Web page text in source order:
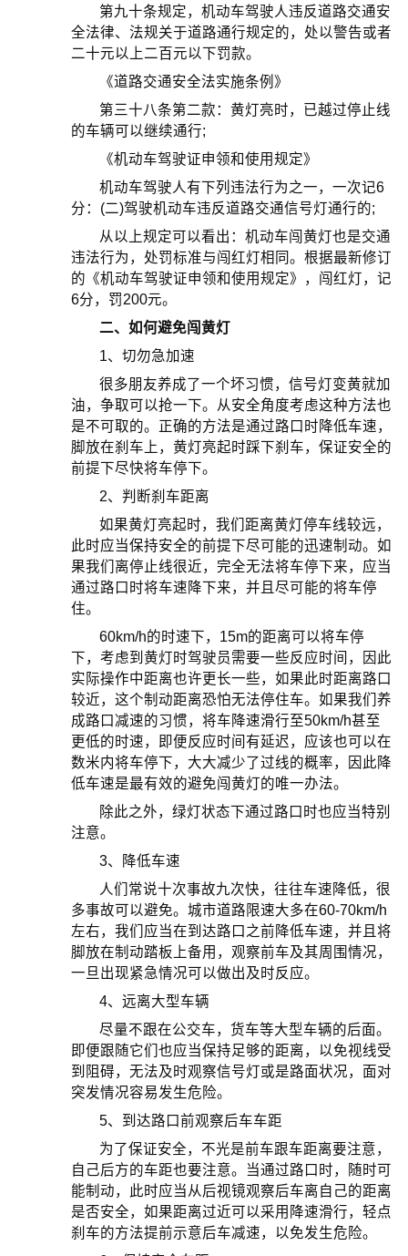
第九十条规定，机动车驾驶人违反道路交通安
全法律、法规关于道路通行规定的，处以警告或者
二十元以上二百元以下罚款。
《道路交通安全法实施条例》
第三十八条第二款：黄灯亮时，已越过停止线
的车辆可以继续通行;
《机动车驾驶证申领和使用规定》
机动车驾驶人有下列违法行为之一，一次记6
分：(二)驾驶机动车违反道路交通信号灯通行的;
从以上规定可以看出：机动车闯黄灯也是交通
违法行为，处罚标准与闯红灯相同。根据最新修订
的《机动车驾驶证申领和使用规定》，闯红灯，记
6分，罚200元。
二、如何避免闯黄灯
1、切勿急加速
很多朋友养成了一个坏习惯，信号灯变黄就加
油，争取可以抢一下。从安全角度考虑这种方法也
是不可取的。正确的方法是通过路口时降低车速，
脚放在刹车上，黄灯亮起时踩下刹车，保证安全的
前提下尽快将车停下。
2、判断刹车距离
如果黄灯亮起时，我们距离黄灯停车线较远，
此时应当保持安全的前提下尽可能的迅速制动。如
果我们离停止线很近，完全无法将车停下来，应当
通过路口时将车速降下来，并且尽可能的将车停
住。
60km/h的时速下，15m的距离可以将车停
下，考虑到黄灯时驾驶员需要一些反应时间，因此
实际操作中距离也许更长一些，如果此时距离路口
较近，这个制动距离恐怕无法停住车。如果我们养
成路口减速的习惯，将车降速滑行至50km/h甚至
更低的时速，即便反应时间有延迟，应该也可以在
数米内将车停下，大大减少了过线的概率，因此降
低车速是最有效的避免闯黄灯的唯一办法。
除此之外，绿灯状态下通过路口时也应当特别
注意。
3、降低车速
人们常说十次事故九次快，往往车速降低，很
多事故可以避免。城市道路限速大多在60-70km/h
左右，我们应当在到达路口之前降低车速，并且将
脚放在制动踏板上备用，观察前车及其周围情况，
一旦出现紧急情况可以做出及时反应。
4、远离大型车辆
尽量不跟在公交车，货车等大型车辆的后面。
即便跟随它们也应当保持足够的距离，以免视线受
到阻碍，无法及时观察信号灯或是路面状况，面对
突发情况容易发生危险。
5、到达路口前观察后车车距
为了保证安全，不光是前车跟车距离要注意，
自己后方的车距也要注意。当通过路口时，随时可
能制动，此时应当从后视镜观察后车离自己的距离
是否安全，如果距离过近可以采用降速滑行，轻点
刹车的方法提前示意后车减速，以免发生危险。